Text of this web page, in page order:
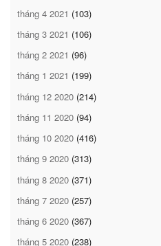
tháng 4 2021 (103)
tháng 3 2021 (106)
tháng 2 2021 (96)
tháng 1 2021 (199)
tháng 12 2020 (214)
tháng 11 2020 (94)
tháng 10 2020 (416)
tháng 9 2020 (313)
tháng 8 2020 (371)
tháng 7 2020 (257)
tháng 6 2020 (367)
tháng 5 2020 (238)